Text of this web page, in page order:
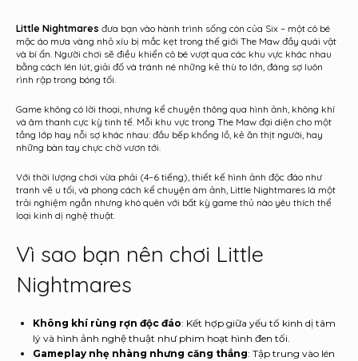
Little Nightmares đưa bạn vào hành trình sống còn của Six – một cô bé
mặc áo mưa vàng nhỏ xíu bị mắc kẹt trong thế giới The Maw đầy quái vật
và bí ẩn. Người chơi sẽ điều khiển cô bé vượt qua các khu vực khác nhau
bằng cách lén lút, giải đố và tránh né những kẻ thù to lớn, đáng sợ luôn
rình rập trong bóng tối.
Game không có lời thoại, nhưng kể chuyện thông qua hình ảnh, không khí
và âm thanh cực kỳ tinh tế. Mỗi khu vực trong The Maw đại diện cho một
tầng lớp hay nỗi sợ khác nhau: đầu bếp khổng lồ, kẻ ăn thịt người, hay
những bàn tay chực chờ vươn tới.
Với thời lượng chơi vừa phải (4–6 tiếng), thiết kế hình ảnh độc đáo như
tranh vẽ u tối, và phong cách kể chuyện ám ảnh, Little Nightmares là một
trải nghiệm ngắn nhưng khó quên với bất kỳ game thủ nào yêu thích thể
loại kinh dị nghệ thuật.
Vì sao bạn nên chơi Little
Nightmares
Không khí rùng rợn độc đáo: Kết hợp giữa yếu tố kinh dị tâm
lý và hình ảnh nghệ thuật như phim hoạt hình đen tối.
Gameplay nhẹ nhàng nhưng căng thẳng: Tập trung vào lén